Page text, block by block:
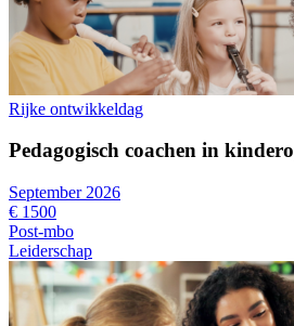
Rijke ontwikkeldag
Pedagogisch coachen in
September 2026
€ 1500
Post-mbo
Leiderschap